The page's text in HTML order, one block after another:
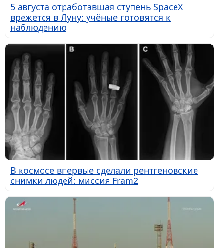
5 августа отработавшая ступень SpaceX
врежется в Луну: учёные готовятся к
наблюдению
В космосе впервые сделали рентгеновские
снимки людей: миссия Fram2